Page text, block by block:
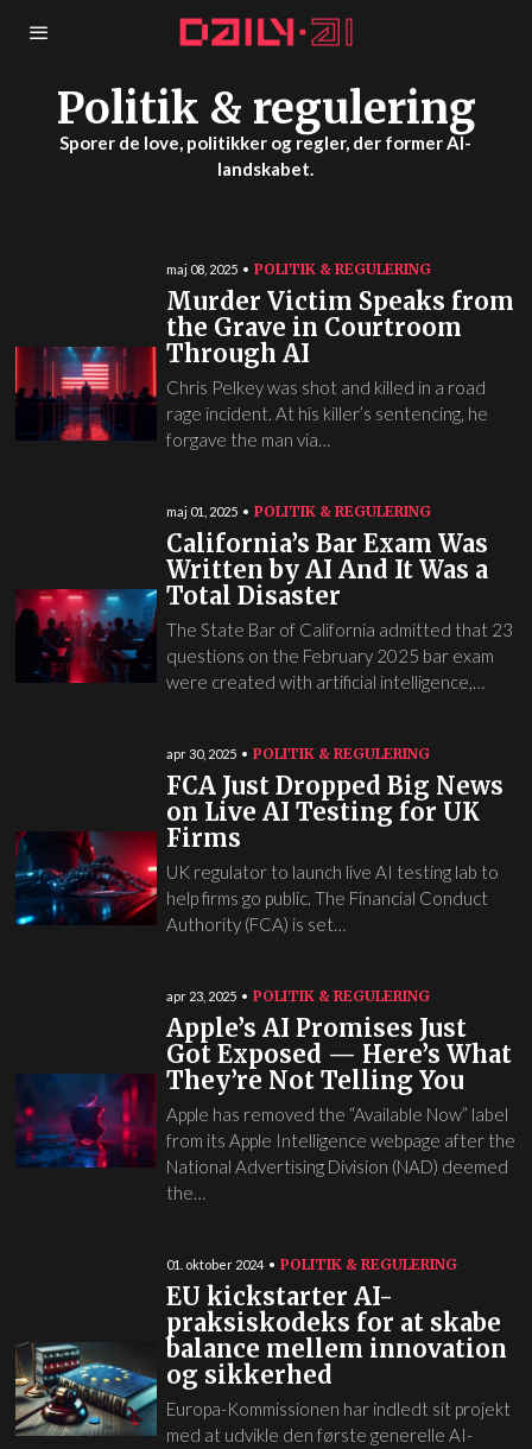
Politik & regulering
Sporer de love, politikker og regler, der former AI-
landskabet.
maj 08, 2025 POLITIK & REGULERING
Murder Victim Speaks from
the Grave in Courtroom
Through AI
Chris Pelkey was shot and killed in a road
rage incident. At his killer’s sentencing, he
forgave the man via…
maj 01, 2025 POLITIK & REGULERING
California’s Bar Exam Was
Written by AI And It Was a
Total Disaster
The State Bar of California admitted that 23
questions on the February 2025 bar exam
were created with artificial intelligence,…
apr 30, 2025 POLITIK & REGULERING
FCA Just Dropped Big News
on Live AI Testing for UK
Firms
UK regulator to launch live AI testing lab to
help firms go public. The Financial Conduct
Authority (FCA) is set…
apr 23, 2025 POLITIK & REGULERING
Apple’s AI Promises Just
Got Exposed — Here’s What
They’re Not Telling You
Apple has removed the “Available Now” label
from its Apple Intelligence webpage after the
National Advertising Division (NAD) deemed
the…
01. oktober 2024 POLITIK & REGULERING
EU kickstarter AI-
praksiskodeks for at skabe
balance mellem innovation
og sikkerhed
Europa-Kommissionen har indledt sit projekt
med at udvikle den første generelle AI-